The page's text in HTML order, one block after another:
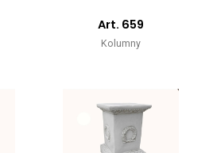
Art. 659
Kolumny